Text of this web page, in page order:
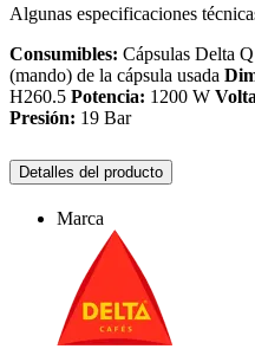
Algunas especificaciones
Consumibles: Cápsulas Delta Q
(mando) de la cápsula usada
H260.5 Potencia: 1200 W
Presión: 19 Bar
Detalles del producto
Marca